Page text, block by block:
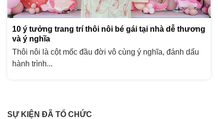
10 ý tưởng trang trí thôi nôi bé gái tại nhà dễ thương
và ý nghĩa
Thôi nôi là cột mốc đầu đời vô cùng ý nghĩa, đánh dấu
hành trình...
SỰ KIỆN ĐÃ TỔ CHỨC